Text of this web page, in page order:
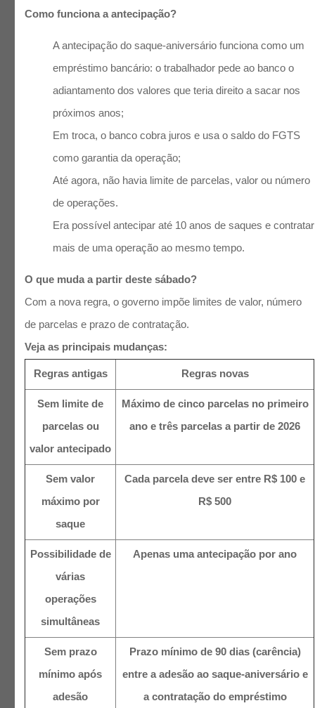
Como funciona a antecipação?
A antecipação do saque-aniversário funciona como um
empréstimo bancário: o trabalhador pede ao banco o
adiantamento dos valores que teria direito a sacar nos
próximos anos;
Em troca, o banco cobra juros e usa o saldo do FGTS
como garantia da operação;
Até agora, não havia limite de parcelas, valor ou número
de operações.
Era possível antecipar até 10 anos de saques e contratar
mais de uma operação ao mesmo tempo.
O que muda a partir deste sábado?
Com a nova regra, o governo impõe limites de valor, número
de parcelas e prazo de contratação.
Veja as principais mudanças:
Regras antigas Regras novas
Sem limite de
parcelas ou
valor antecipado
Máximo de cinco parcelas no primeiro
ano e três parcelas a partir de 2026
Sem valor
máximo por
saque
Cada parcela deve ser entre R$ 100 e
R$ 500
Possibilidade de
várias
operações
simultâneas
Apenas uma antecipação por ano
Sem prazo
mínimo após
adesão
Prazo mínimo de 90 dias (carência)
entre a adesão ao saque-aniversário e
a contratação do empréstimo